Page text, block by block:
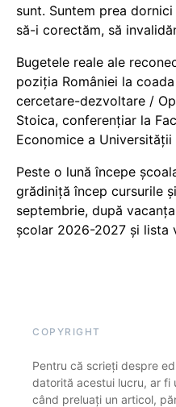
sunt. Suntem prea
să-i corectăm, să
Bugetele reale ale
poziția României la
cercetare-dezvoltare /
Stoica, conferențiar la
Economice a Universității
Peste o lună începe
grădiniță încep cursurile
septembrie, după
școlar 2026-2027 și lista
COPYRIGHT
Pentru că scrieți despre
datorită acestui lucru, ar fi
când preluați un articol,